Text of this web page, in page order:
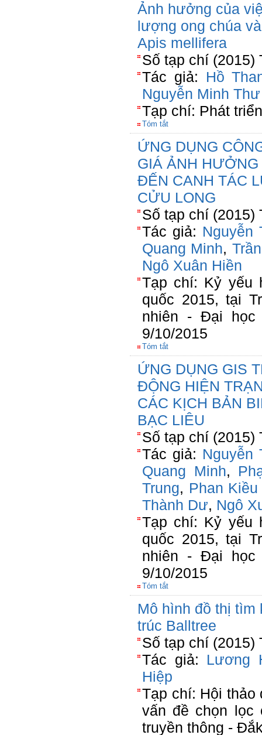
Ảnh hưởng của
lượng ong chúa
Apis mellifera
Số tạp chí (2015)
Tác giả: Hồ
Nguyễn Minh Thư
Tạp chí: Phát
Tóm tắt
ỨNG DỤNG
GIÁ ẢNH
ĐẾN CANH TÁC
CỬU LONG
Số tạp chí (2015)
Tác giả: Nguyễn
Quang Minh,
Ngô Xuân Hiền
Tạp chí: Kỷ yếu
quốc 2015, tại
nhiên - Đại học
9/10/2015
Tóm tắt
ỨNG DỤNG GIS
ĐỘNG HIỆN
CÁC KỊCH BẢN
BẠC LIÊU
Số tạp chí (2015)
Tác giả: Nguyễn
Quang Minh,
Trung, Phan
Thành Dư, Ngô
Tạp chí: Kỷ yếu
quốc 2015, tại
nhiên - Đại học
9/10/2015
Tóm tắt
Mô hình đồ thị
trúc Balltree
Số tạp chí (2015)
Tác giả: Lương
Hiệp
Tạp chí: Hội thảo
vấn đề chọn lọc
truyền thông -